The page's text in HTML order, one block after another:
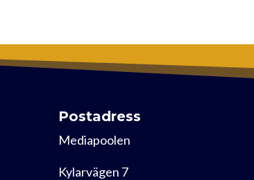
Postadress
Mediapoolen
Kylarvägen 7